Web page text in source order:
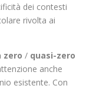
dei contesti
rivolta ai
zero / quasi-zero
anche
esistente. Con